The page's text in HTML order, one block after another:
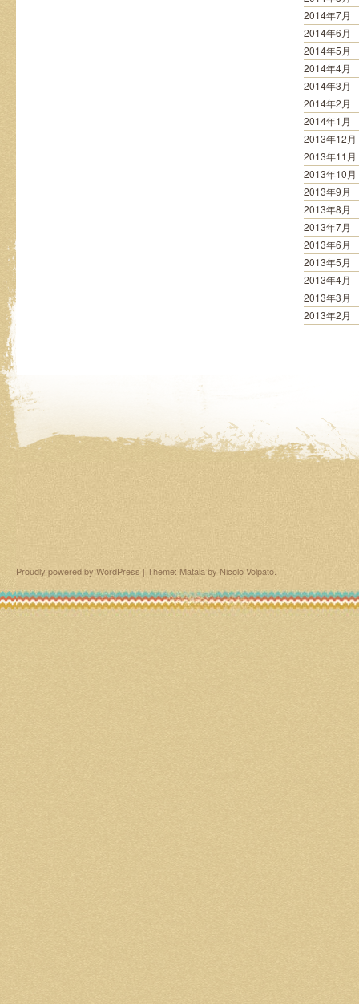
2014年7月
2014年6月
2014年5月
2014年4月
2014年3月
2014年2月
2014年1月
2013年12月
2013年11月
2013年10月
2013年9月
2013年8月
2013年7月
2013年6月
2013年5月
2013年4月
2013年3月
2013年2月
Proudly powered by WordPress | Theme: Matala by Nicolo Volpato